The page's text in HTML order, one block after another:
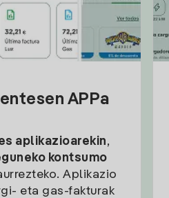
APPa
aplikazioarekin,
kontsumo
Aplikazio
eta gas-fakturak